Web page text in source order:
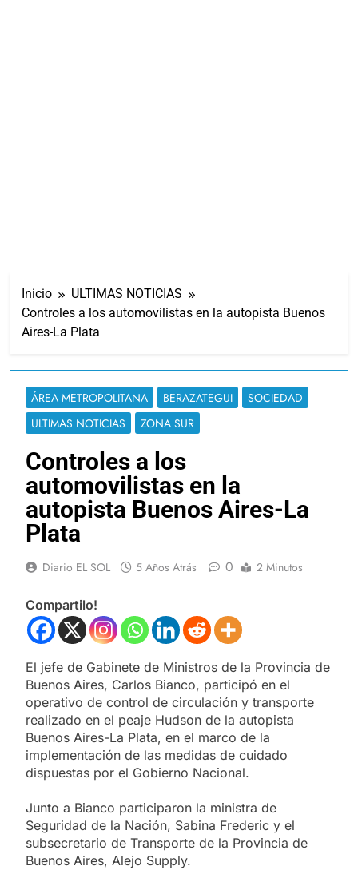
Inicio
ULTIMAS NOTICIAS
Controles a los automovilistas en la autopista Buenos
Aires-La Plata
ÁREA METROPOLITANA BERAZATEGUI
SOCIEDAD
ULTIMAS NOTICIAS
ZONA SUR
Controles a los
automovilistas en la
autopista Buenos Aires-La
Plata
Diario EL SOL 5 Años Atrás 0 2 Minutos
Compartilo!
El jefe de Gabinete de Ministros de la Provincia de
Buenos Aires, Carlos Bianco, participó en el
operativo de control de circulación y transporte
realizado en el peaje Hudson de la autopista
Buenos Aires-La Plata, en el marco de la
implementación de las medidas de cuidado
dispuestas por el Gobierno Nacional.
Junto a Bianco participaron la ministra de
Seguridad de la Nación, Sabina Frederic y el
subsecretario de Transporte de la Provincia de
Buenos Aires, Alejo Supply.